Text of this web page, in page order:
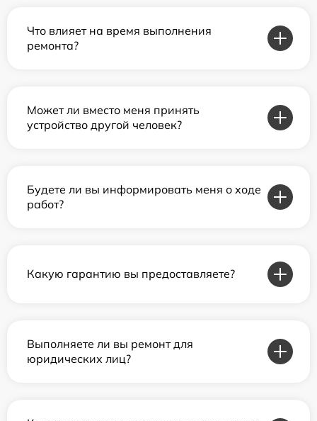
Что влияет на время выполнения
ремонта?
Может ли вместо меня принять
устройство другой человек?
Будете ли вы информировать меня о ходе
работ?
Какую гарантию вы предоставляете?
Выполняете ли вы ремонт для
юридических лиц?